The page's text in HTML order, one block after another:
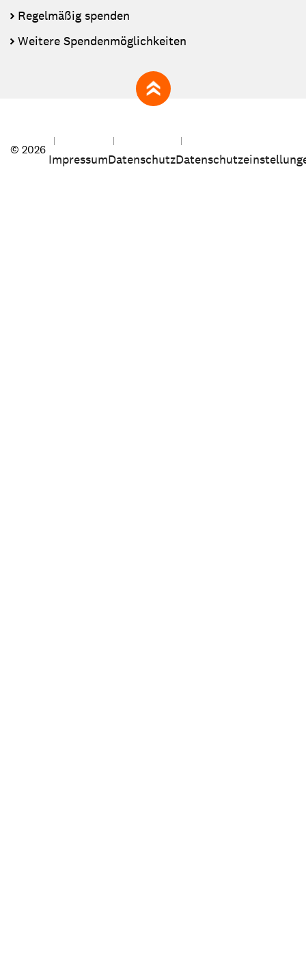
Regelmäßig spenden
Weitere Spendenmöglichkeiten
zum Seitenanfang
© 2026
ImpressumDatenschutz